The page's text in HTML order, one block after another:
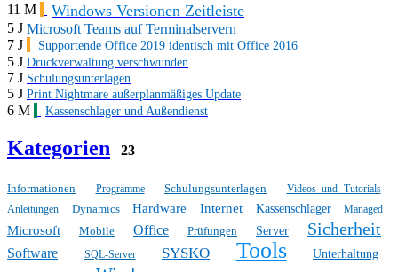
11 M Windows Versionen Zeitleiste
5 J Microsoft Teams auf Terminalservern
7 J
Supportende Office 2019 identisch mit Office 2016
5 J Druckverwaltung verschwunden
7 J Schulungsunterlagen
5 J Print Nightmare außerplanmäßiges Update
6 M Kassenschlager und Außendienst
Kategorien 23
Informationen Programme Schulungsunterlagen
Videos und Tutorials
Anleitungen
Dynamics Hardware Internet Kassenschlager Managed
Microsoft Mobile Office Prüfungen Server Sicherheit
Software SQL-Server SYSKO Tools
Unterhaltung